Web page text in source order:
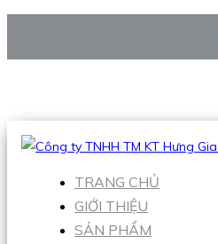
Hotline:0938 906 663
TRANG CHỦ
GIỚI THIỆU
SẢN PHẨM